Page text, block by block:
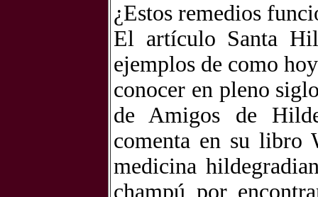
¿Estos remedios
El artículo Santa
ejemplos de como
conocer en pleno
de Amigos de
comenta en su libro
medicina
champú por